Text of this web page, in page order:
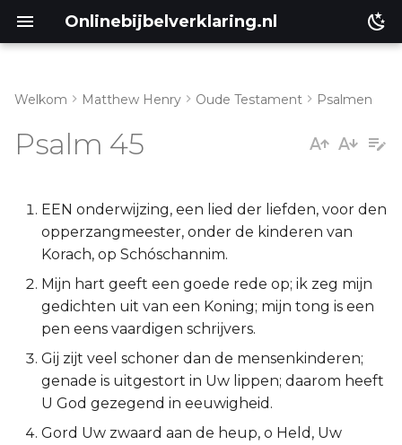
Onlinebijbelverklaring.nl
Psalm 45:7-10
Psalm 45:11-18
Lukas
Johannes
Handelingen
Romeinen
1 Korinthe
2 Korinthe
Welkom Matthew Henry Oude Testament Psalmen
Psalm 45
EEN onderwijzing, een lied der liefden, voor den
opperzangmeester, onder de kinderen van
Korach, op Schóschannim.
Mijn hart geeft een goede rede op; ik zeg mijn
gedichten uit van een Koning; mijn tong is een
pen eens vaardigen schrijvers.
Gij zijt veel schoner dan de mensenkinderen;
genade is uitgestort in Uw lippen; daarom heeft
U God gezegend in eeuwigheid.
Gord Uw zwaard aan de heup, o Held, Uw